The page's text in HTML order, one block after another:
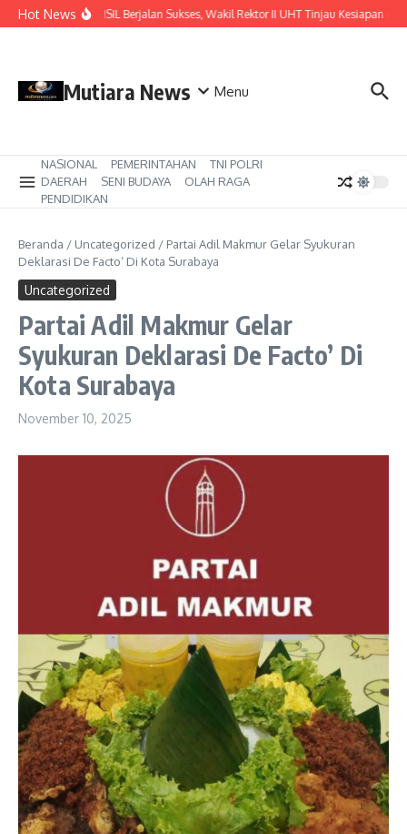
Lewati ke konten
Hot NewsPastikan ISIL Berjalan Sukses, Wakil Rektor II UHT Tinjau Kesiapan di
Mutiara News Menu
NASIONAL PEMERINTAHAN
TNI POLRI
DAERAH
SENI BUDAYA
OLAH RAGA
PENDIDIKAN
Beranda / Uncategorized / Partai Adil Makmur Gelar Syukuran
Deklarasi De Facto’ Di Kota Surabaya
Uncategorized
Partai Adil Makmur Gelar
Syukuran Deklarasi De Facto’ Di
Kota Surabaya
November 10, 2025